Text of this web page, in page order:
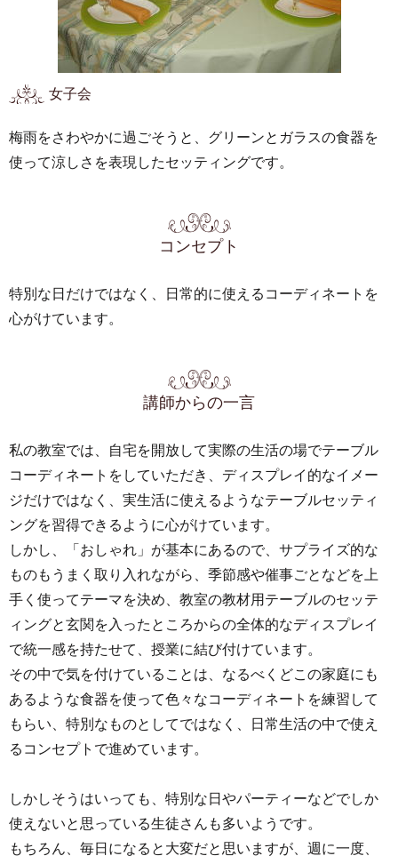
女子会
梅雨をさわやかに過ごそうと、グリーンとガラスの食器を
使って涼しさを表現したセッティングです。
コンセプト
特別な日だけではなく、日常的に使えるコーディネートを
心がけています。
講師からの一言
私の教室では、自宅を開放して実際の生活の場でテーブル
コーディネートをしていただき、ディスプレイ的なイメー
ジだけではなく、実生活に使えるようなテーブルセッティ
ングを習得できるように心がけています。
しかし、「おしゃれ」が基本にあるので、サプライズ的な
ものもうまく取り入れながら、季節感や催事ごとなどを上
手く使ってテーマを決め、教室の教材用テーブルのセッテ
ィングと玄関を入ったところからの全体的なディスプレイ
で統一感を持たせて、授業に結び付けています。
その中で気を付けていることは、なるべくどこの家庭にも
あるような食器を使って色々なコーディネートを練習して
もらい、特別なものとしてではなく、日常生活の中で使え
るコンセプトで進めています。
しかしそうはいっても、特別な日やパーティーなどでしか
使えないと思っている生徒さんも多いようです。
もちろん、毎日になると大変だと思いますが、週に一度、